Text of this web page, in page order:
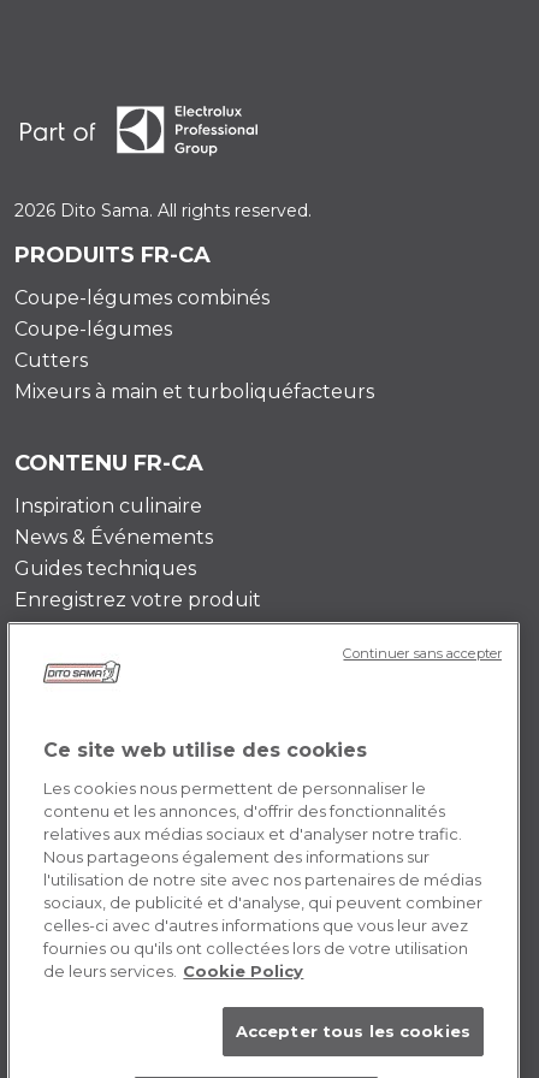
2026 Dito Sama. All rights reserved.
PRODUITS FR-CA
Coupe-légumes combinés
Coupe-légumes
Cutters
Mixeurs à main et turboliquéfacteurs
CONTENU FR-CA
Inspiration culinaire
News & Événements
Guides techniques
Enregistrez votre produit
DITO SAMA FR-CA
Mission
Contactez-nous
Opportunités de carrière
POLICY FR-CA
Conditions générales d’utilisation
Privacy Policy
Cookie
Ce site web utilise des cookies
Les cookies nous permettent de personnaliser le
contenu et les annonces, d'offrir des fonctionnalités
relatives aux médias sociaux et d'analyser notre trafic.
Nous partageons également des informations sur
l'utilisation de notre site avec nos partenaires de médias
sociaux, de publicité et d'analyse, qui peuvent combiner
celles-ci avec d'autres informations que vous leur avez
fournies ou qu'ils ont collectées lors de votre utilisation
de leurs services. Cookie Policy
Accepter tous les cookies
Continuer sans accepter